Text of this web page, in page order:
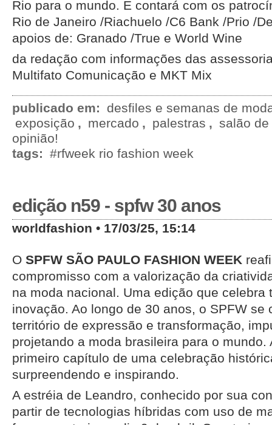
Rio para o mundo. E contará com os
Rio de Janeiro /Riachuelo /C6 Bank /Prio /
apoios de: Granado /True e World Wine
da redação com informações das
Multifato Comunicação e MKT Mix
publicado em:
desfiles e semanas de
exposição , mercado , palestras , salão
opinião!
tags: #rfweek rio fashion week
edição n59 - spfw 30 anos
worldfashion • 17/03/25, 15:14
O SPFW SÃO PAULO FASHION WEEK
compromisso com a valorização da
na moda nacional. Uma edição que celebra
inovação. Ao longo de 30 anos, o SPFW se
território de expressão e transformação,
projetando a moda brasileira para o
primeiro capítulo de uma celebração
surpreendendo e inspirando.
A estréia de Leandro, conhecido por sua
partir de tecnologias híbridas com uso de